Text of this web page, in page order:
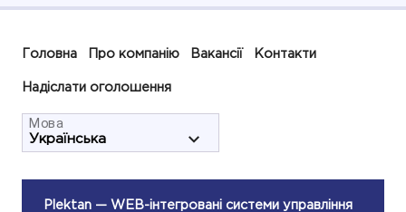
Головна Про компанію Вакансії Контакти
Надіслати оголошення
Мова
Plektan — WEB-інтегровані системи управління